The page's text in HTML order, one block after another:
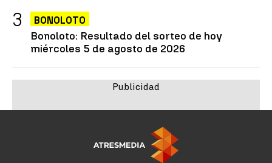
BONOLOTO
Bonoloto: Resultado del sorteo de hoy
miércoles 5 de agosto de 2026